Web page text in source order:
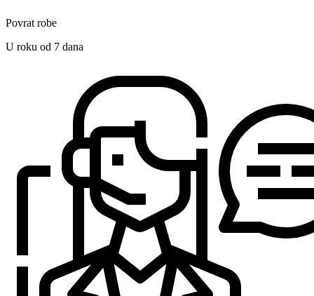
Povrat robe
U roku od 7 dana